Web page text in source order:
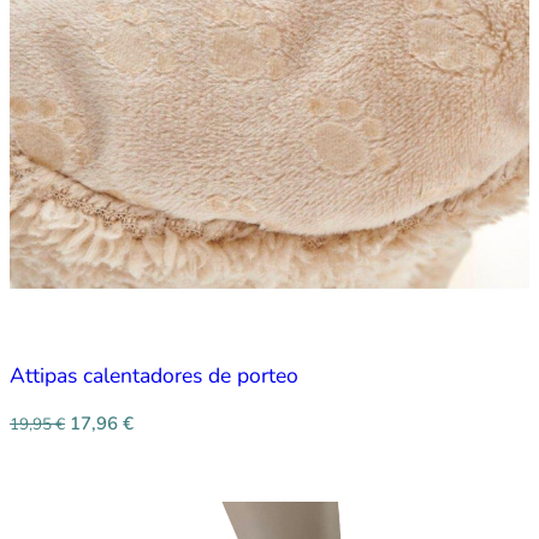
Attipas calentadores de porteo
19,95€ 17,96 €